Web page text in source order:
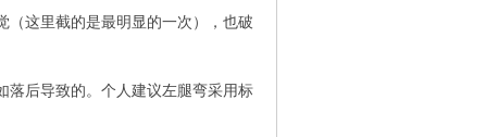
（这里截的是最明显的一次），也破
落后导致的。个人建议左腿弯采用标